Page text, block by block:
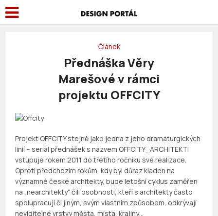
Článek
Přednáška Věry
Marešové v rámci
projektu OFFCITY
Projekt OFFCITY stejně jako jedna z jeho dramaturgických
linií – seriál přednášek s názvem OFFCITY_ARCHITEKTI
vstupuje rokem 2011 do třetího ročníku své realizace.
Oproti předchozím rokům, kdy byl důraz kladen na
významné české architekty, bude letošní cyklus zaměřen
na „nearchitekty“ čili osobnosti, kteří s architekty často
spolupracují či jiným, svým vlastním způsobem, odkrývají
neviditelné vrstvy města, místa, krajiny…